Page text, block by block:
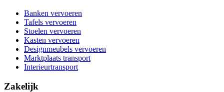
Banken vervoeren
Tafels vervoeren
Stoelen vervoeren
Kasten vervoeren
Designmeubels vervoeren
Marktplaats transport
Interieurtransport
Zakelijk